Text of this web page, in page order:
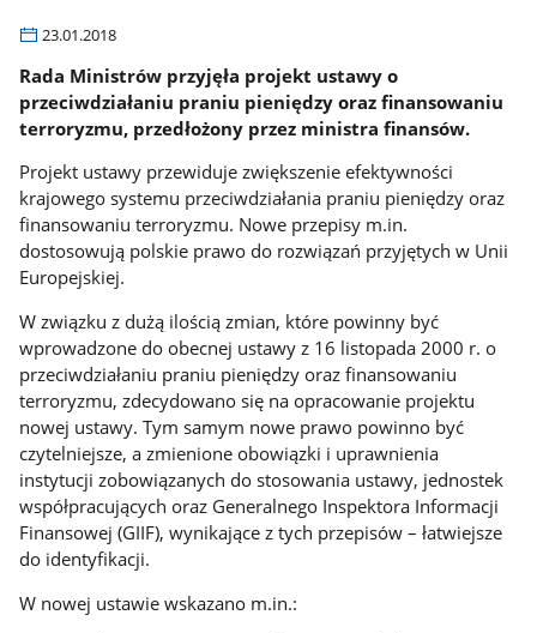
23.01.2018
Rada Ministrów przyjęła projekt ustawy o
przeciwdziałaniu praniu pieniędzy oraz finansowaniu
terroryzmu, przedłożony przez ministra finansów.
Projekt ustawy przewiduje zwiększenie efektywności
krajowego systemu przeciwdziałania praniu pieniędzy oraz
finansowaniu terroryzmu. Nowe przepisy m.in.
dostosowują polskie prawo do rozwiązań przyjętych w Unii
Europejskiej.
W związku z dużą ilością zmian, które powinny być
wprowadzone do obecnej ustawy z 16 listopada 2000 r. o
przeciwdziałaniu praniu pieniędzy oraz finansowaniu
terroryzmu, zdecydowano się na opracowanie projektu
nowej ustawy. Tym samym nowe prawo powinno być
czytelniejsze, a zmienione obowiązki i uprawnienia
instytucji zobowiązanych do stosowania ustawy, jednostek
współpracujących oraz Generalnego Inspektora Informacji
Finansowej (GIIF), wynikające z tych przepisów – łatwiejsze
do identyfikacji.
W nowej ustawie wskazano m.in.: